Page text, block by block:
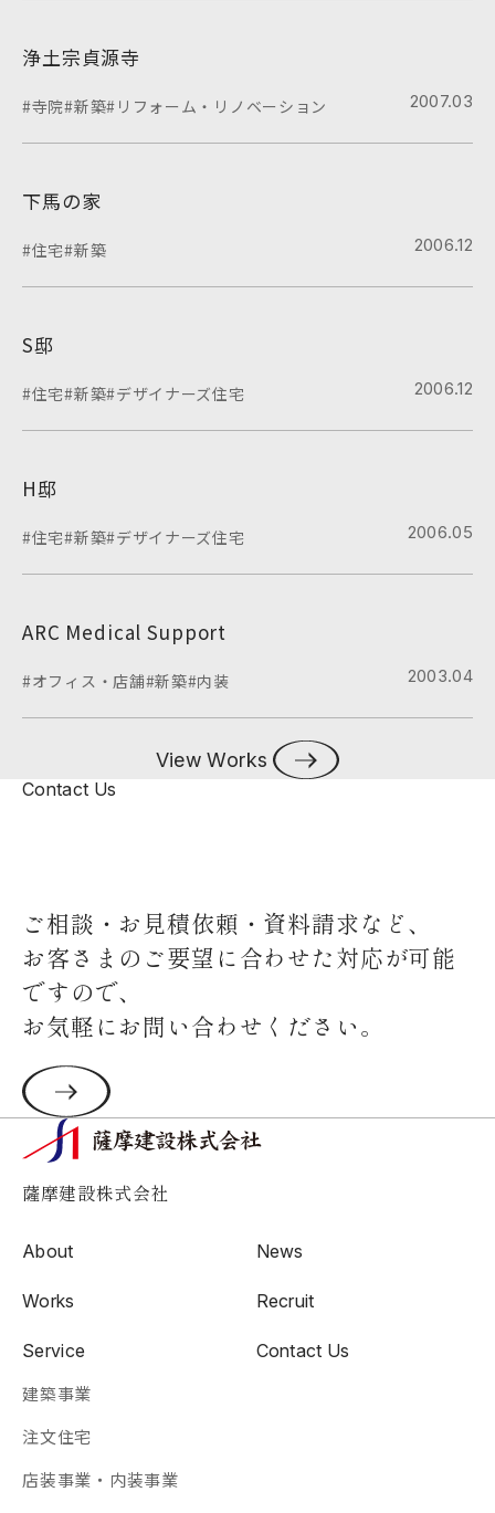
浄土宗貞源寺
#寺院#新築#リフォーム・リノベーション 2007.03
下馬の家
#住宅#新築 2006.12
S邸
#住宅#新築#デザイナーズ住宅 2006.12
H邸
#住宅#新築#デザイナーズ住宅 2006.05
ARC Medical Support
#オフィス・店舗#新築#内装 2003.04
View Works
Contact Us
ご相談・お見積依頼・資料請求など、
お客さまのご要望に合わせた対応が可能
ですので、
お気軽にお問い合わせください。
薩摩建設株式会社
About
Works
Service
建築事業
注文住宅
店装事業・内装事業
News
Recruit
Contact Us